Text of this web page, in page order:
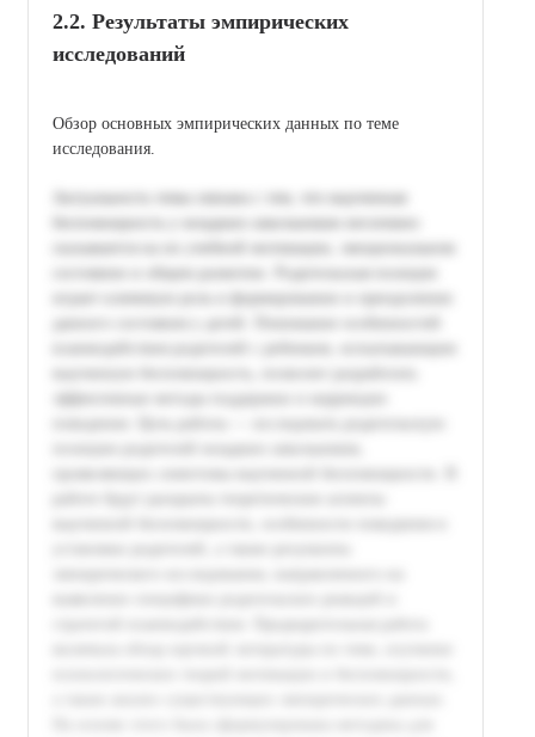
2.2. Результаты эмпирических
исследований
Обзор основных эмпирических данных по теме
исследования.